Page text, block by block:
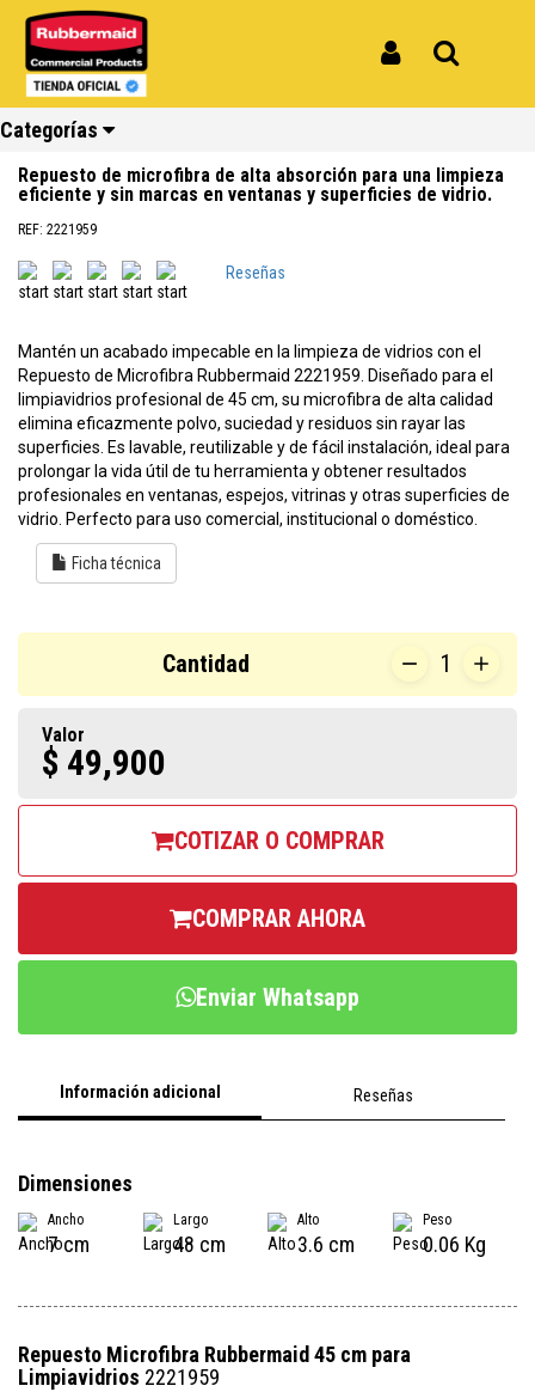
Categorías
Inicio
Productos
Funda de Microfibra Repuesto para Limpiavidrios Rubbermaid 45 cm 2221959
Funda de Microfibra Repuesto para
Limpiavidrios Rubbermaid 45 cm
2221959
Repuesto de microfibra de alta absorción para una limpieza
eficiente y sin marcas en ventanas y superficies de vidrio.
REF: 2221959
Reseñas
Mantén un acabado impecable en la limpieza de vidrios con el
Repuesto de Microfibra Rubbermaid 2221959. Diseñado para el
limpiavidrios profesional de 45 cm, su microfibra de alta calidad
elimina eficazmente polvo, suciedad y residuos sin rayar las
superficies. Es lavable, reutilizable y de fácil instalación, ideal para
prolongar la vida útil de tu herramienta y obtener resultados
profesionales en ventanas, espejos, vitrinas y otras superficies de
vidrio. Perfecto para uso comercial, institucional o doméstico.
Ficha técnica
Cantidad 1
Valor
$ 49,900
COTIZAR O COMPRAR
COMPRAR AHORA
Enviar Whatsapp
Información adicional Reseñas
Dimensiones
Ancho
7 cm
Largo
48 cm
Alto
3.6 cm
Peso
0.06 Kg
Repuesto Microfibra Rubbermaid 45 cm para
Limpiavidrios 2221959
Ver todos
los
productos
Ver todos
los
productos
Ver todos
los
productos
Ver todos
los
productos
Ver todos
los
productos
Ver todos
los
productos